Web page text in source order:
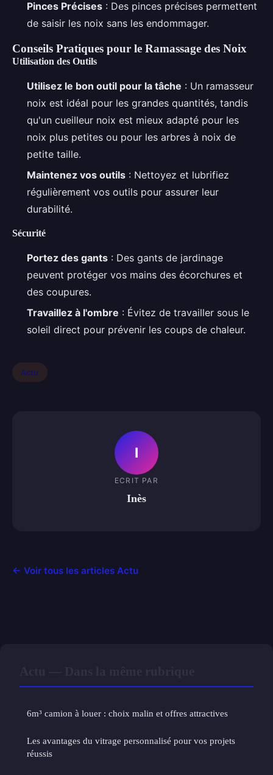
Pinces Précises : Des pinces précises permettent
de saisir les noix sans les endommager.
Conseils Pratiques pour le Ramassage des Noix
Utilisation des Outils
Utilisez le bon outil pour la tâche : Un ramasseur
noix est idéal pour les grandes quantités, tandis
qu'un cueilleur noix est mieux adapté pour les
noix plus petites ou pour les arbres à noix de
petite taille.
Maintenez vos outils : Nettoyez et lubrifiez
régulièrement vos outils pour assurer leur
durabilité.
Sécurité
Portez des gants : Des gants de jardinage
peuvent protéger vos mains des écorchures et
des coupures.
Travaillez à l'ombre : Évitez de travailler sous le
soleil direct pour prévenir les coups de chaleur.
Actu
I
ECRIT PAR
Inès
← Voir tous les articles Actu
6m³ camion à louer : choix malin et offres attractives
Les avantages du vitrage personnalisé pour vos projets
réussis